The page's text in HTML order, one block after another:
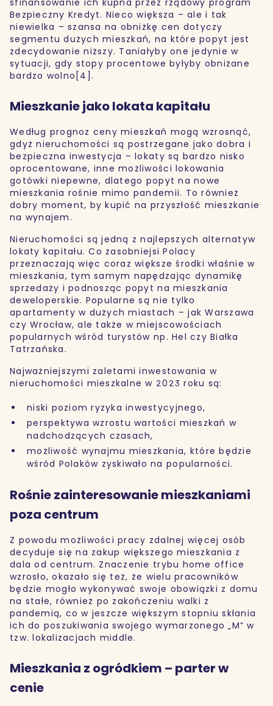
Bezpieczny Kredyt. Nieco większa – ale i tak
niewielka – szansa na obniżkę cen dotyczy
segmentu dużych mieszkań, na które popyt jest
zdecydowanie niższy. Taniałyby one jedynie w
sytuacji, gdy stopy procentowe byłyby obniżane
bardzo wolno[4].
Mieszkanie jako lokata kapitału
Według prognoz ceny mieszkań mogą wzrosnąć,
gdyż nieruchomości są postrzegane jako dobra i
bezpieczna inwestycja – lokaty są bardzo nisko
oprocentowane, inne możliwości lokowania
gotówki niepewne, dlatego popyt na nowe
mieszkania rośnie mimo pandemii. To również
dobry moment, by kupić na przyszłość mieszkanie
na wynajem.
Nieruchomości są jedną z najlepszych alternatyw
lokaty kapitału. Co zasobniejsi Polacy
przeznaczają więc coraz większe środki właśnie w
mieszkania, tym samym napędzając dynamikę
sprzedaży i podnosząc popyt na mieszkania
deweloperskie. Popularne są nie tylko
apartamenty w dużych miastach – jak Warszawa
czy Wrocław, ale także w miejscowościach
popularnych wśród turystów np. Hel czy Białka
Tatrzańska.
Najważniejszymi zaletami inwestowania w
nieruchomości mieszkalne w 2023 roku są:
niski poziom ryzyka inwestycyjnego,
perspektywa wzrostu wartości mieszkań w
nadchodzących czasach,
możliwość wynajmu mieszkania, które będzie
wśród Polaków zyskiwało na popularności.
Rośnie zainteresowanie mieszkaniami
poza centrum
Z powodu możliwości pracy zdalnej więcej osób
decyduje się na zakup większego mieszkania z
dala od centrum. Znaczenie trybu home office
wzrosło, okazało się też, że wielu pracowników
będzie mogło wykonywać swoje obowiązki z domu
na stałe, również po zakończeniu walki z
pandemią, co w jeszcze większym stopniu skłania
ich do poszukiwania swojego wymarzonego „M” w
tzw. lokalizacjach middle.
Mieszkania z ogródkiem – parter w
cenie